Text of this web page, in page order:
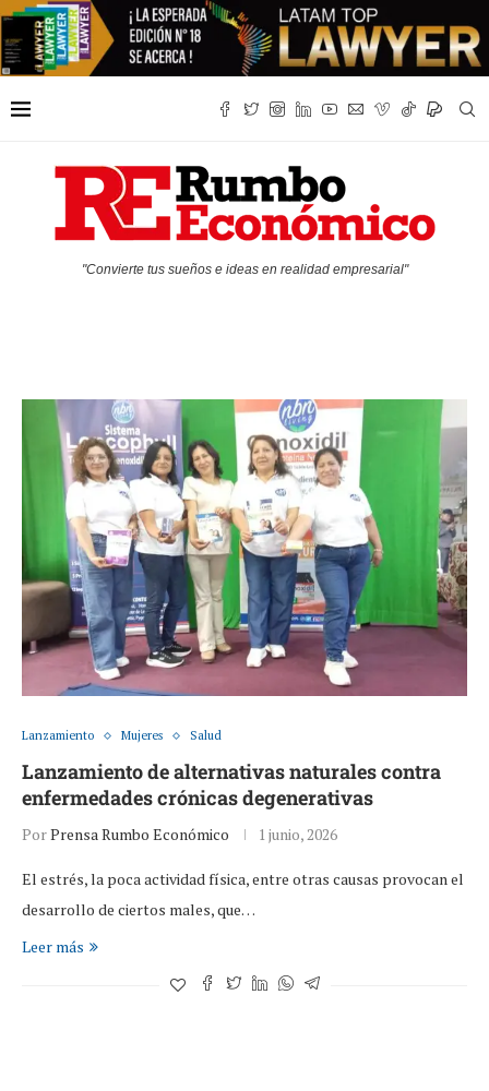
"Convierte tus sueños e ideas en realidad empresarial"
Lanzamiento Mujeres Salud
Lanzamiento de alternativas naturales contra
enfermedades crónicas degenerativas
PorPrensa Rumbo Económico 1 junio, 2026
El estrés, la poca actividad física, entre otras causas provocan el
desarrollo de ciertos males, que…
Leer más